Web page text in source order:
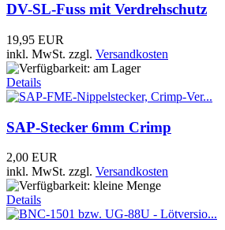
DV-SL-Fuss mit Verdrehschutz
19,95 EUR
inkl. MwSt. zzgl. Versandkosten
Details
SAP-Stecker 6mm Crimp
2,00 EUR
inkl. MwSt. zzgl. Versandkosten
Details